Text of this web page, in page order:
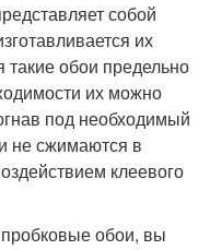
собой
их
обои предельно
их можно
под необходимый
не сжимаются в
клеевого
обои, вы